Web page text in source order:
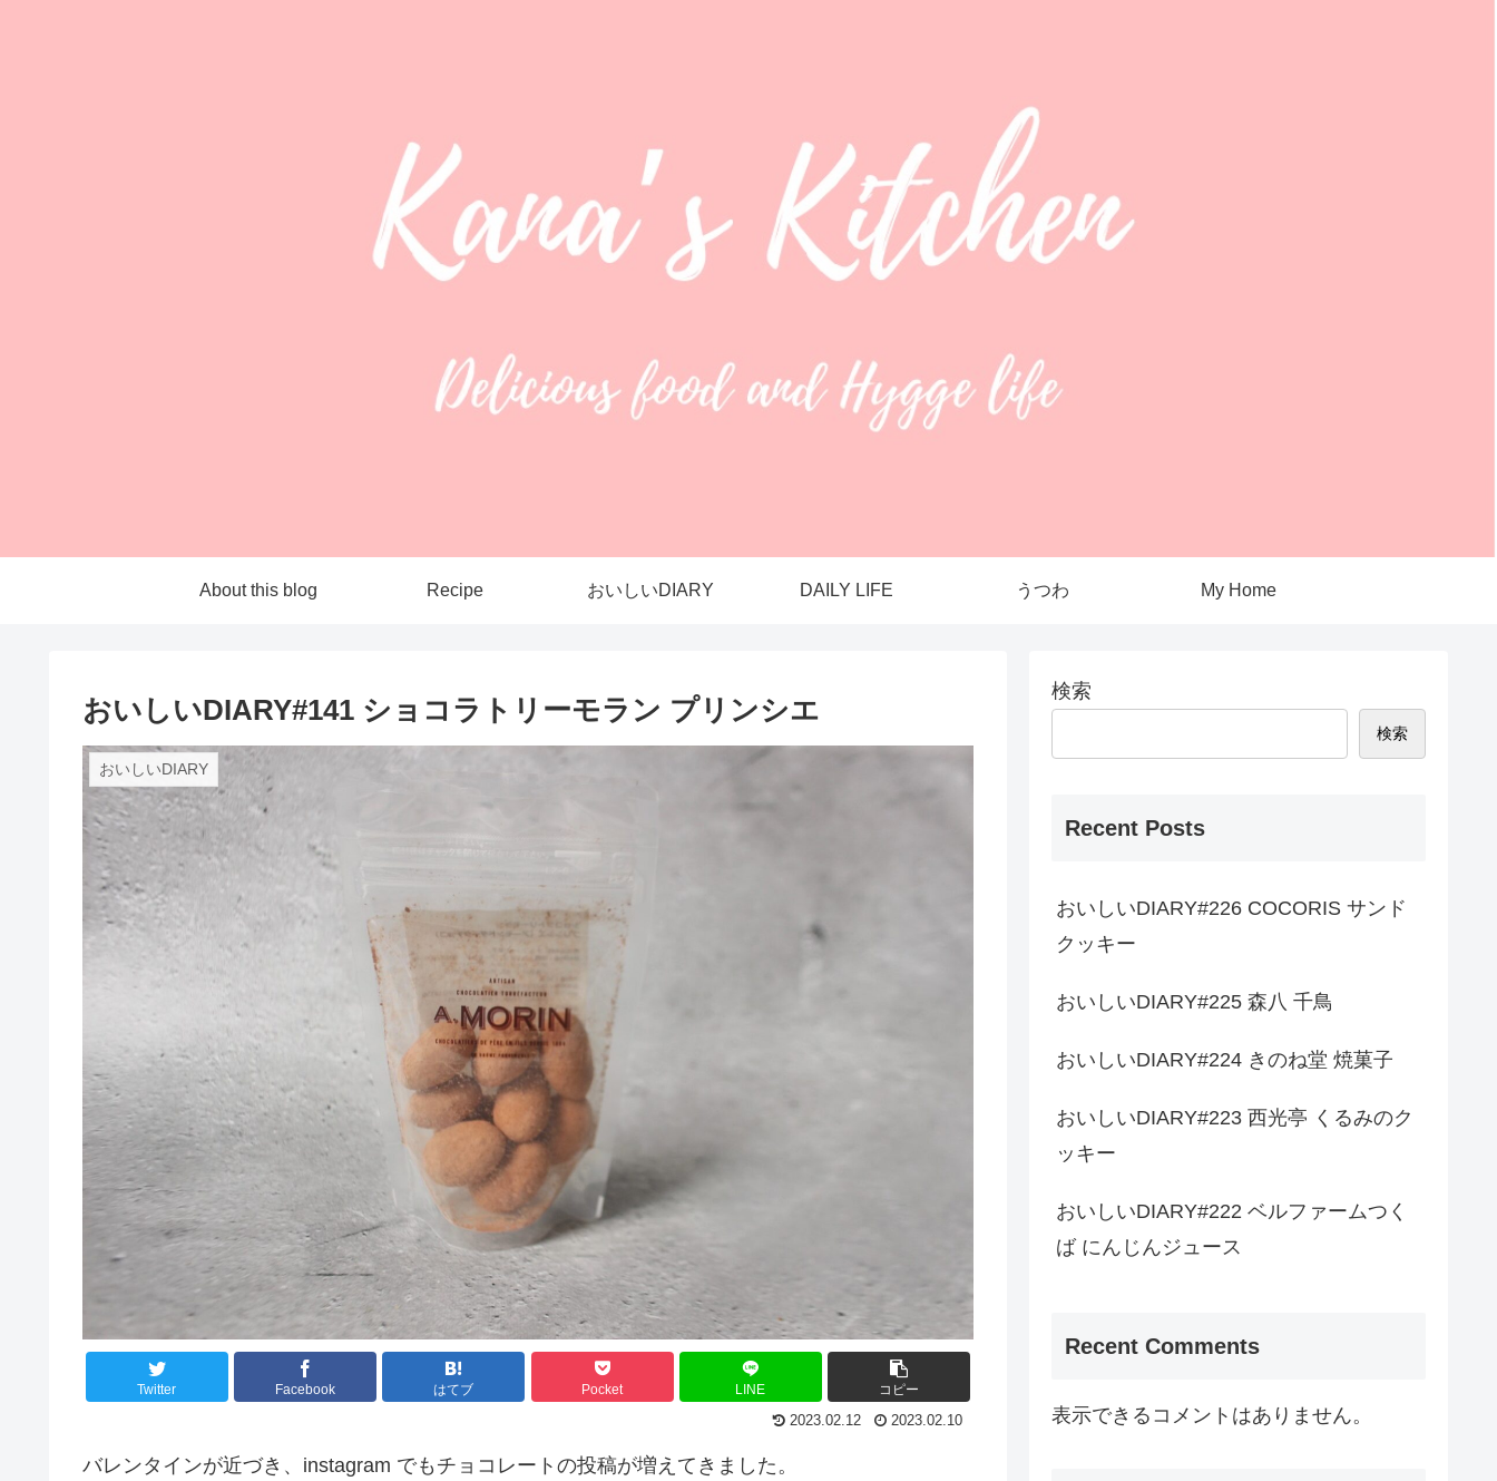
About this blog Recipe おいしいDIARY DAILY LIFE うつわ My Home
おいしいDIARY#141 ショコラトリーモラン プリンシエ
おいしいDIARY
Twitter Facebook はてブ Pocket LINE コピー
2023.02.12 2023.02.10
バレンタインが近づき、instagram でもチョコレートの投稿が増えてきました。
検索
検索
Recent Posts
おいしいDIARY#226 COCORIS サンド
クッキー
おいしいDIARY#225 森八 千鳥
おいしいDIARY#224 きのね堂 焼菓子
おいしいDIARY#223 西光亭 くるみのク
ッキー
おいしいDIARY#222 ベルファームつく
ば にんじんジュース
Recent Comments
表示できるコメントはありません。